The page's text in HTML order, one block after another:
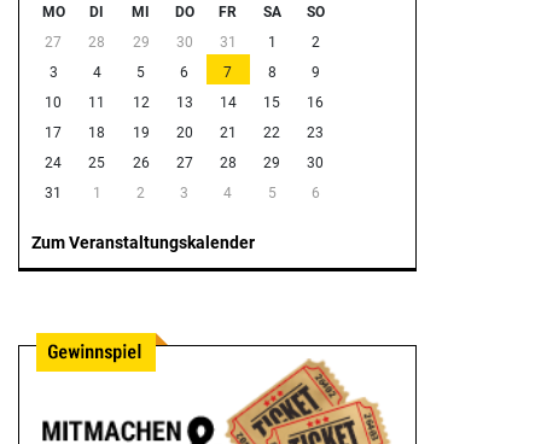
MO DI MI DO FR SA
SO
27
28 29 30 31 1
2
3
4 5 6 7 8
9
10
11 12 13 14 15
16
17
18 19 20 21 22
23
24
25 26 27 28 29
30
31
1 2 3 4 5 6
Zum Veranstaltungskalender